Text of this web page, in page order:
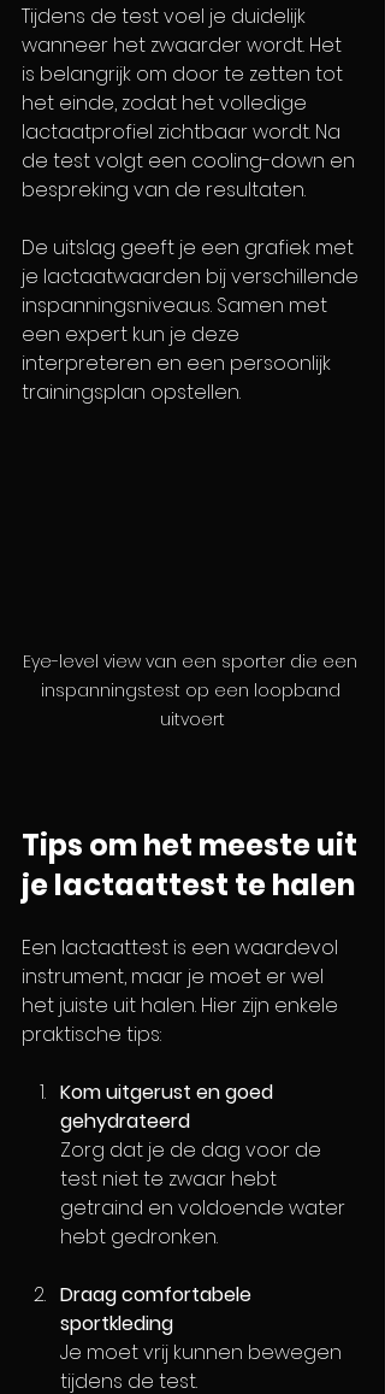
Tijdens de test voel je duidelijk
wanneer het zwaarder wordt. Het
is belangrijk om door te zetten tot
het einde, zodat het volledige
lactaatprofiel zichtbaar wordt. Na
de test volgt een cooling-down en
bespreking van de resultaten.
De uitslag geeft je een grafiek met
je lactaatwaarden bij verschillende
inspanningsniveaus. Samen met
een expert kun je deze
interpreteren en een persoonlijk
trainingsplan opstellen.
Eye-level view van een sporter die een
inspanningstest op een loopband
uitvoert
Tips om het meeste uit
je lactaattest te halen
Een lactaattest is een waardevol
instrument, maar je moet er wel
het juiste uit halen. Hier zijn enkele
praktische tips:
Kom uitgerust en goed
gehydrateerd
Zorg dat je de dag voor de
test niet te zwaar hebt
getraind en voldoende water
hebt gedronken.
Draag comfortabele
sportkleding
Je moet vrij kunnen bewegen
tijdens de test.